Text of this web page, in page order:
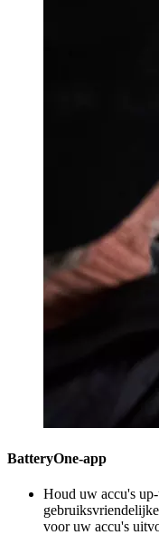
BatteryOne-app
Houd uw accu's
voor uw accu's